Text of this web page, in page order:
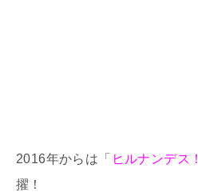
2016年からは「 ヒルナンデス！
擢！